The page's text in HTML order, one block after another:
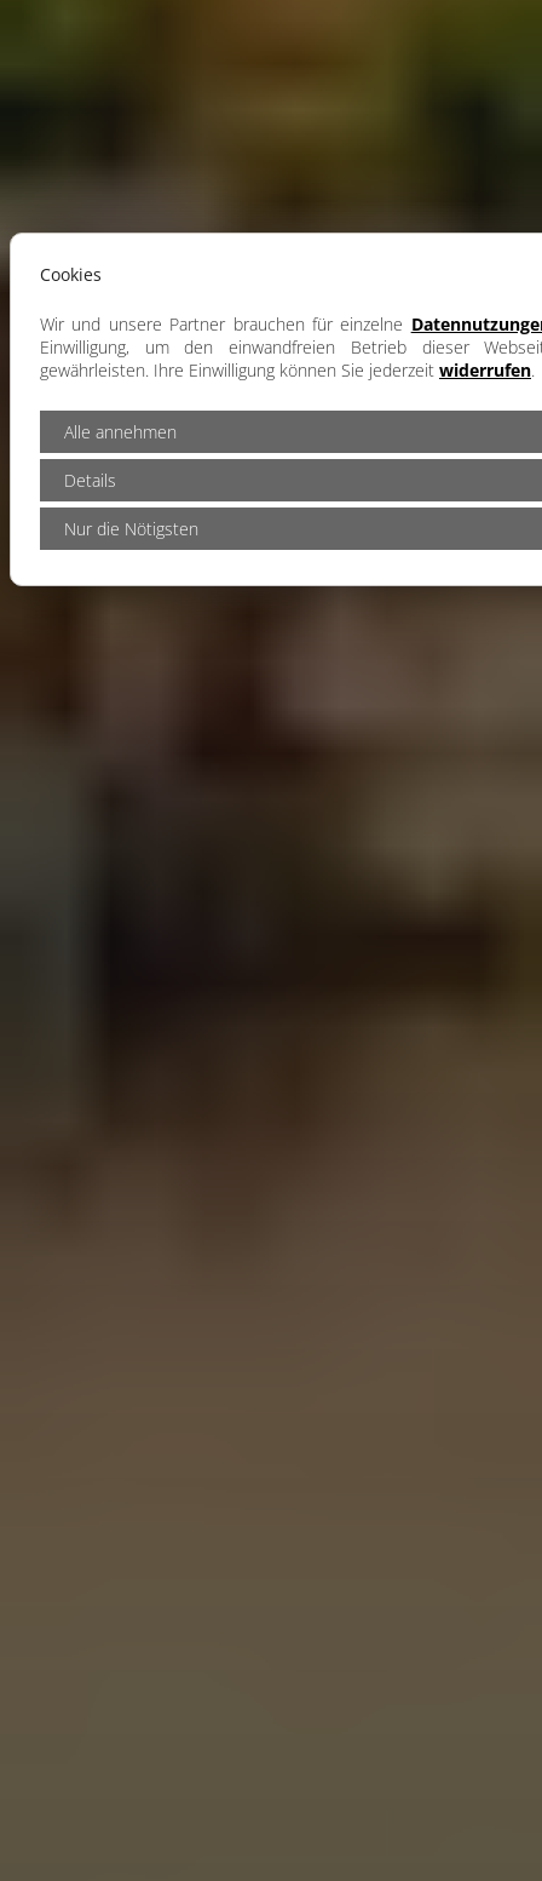
Cookies
Wir und unsere Partner brauchen für einzelne
Einwilligung, um den einwandfreien Betrieb dieser
gewährleisten. Ihre Einwilligung können Sie jederzeit widerrufen.
Alle annehmen
Details
Nur die Nötigsten